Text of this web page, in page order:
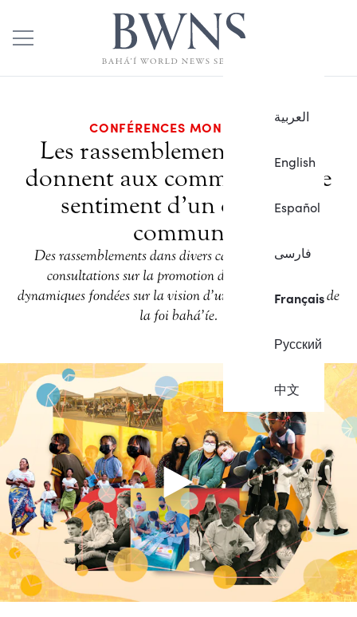
العربية
English
Español
فارسی
Français
Русский
中文
CONFÉRENCES MONDIALES
Les rassemblements locaux
donnent aux communautés le
sentiment d’un objectif
commun
Des rassemblements dans divers cadres inspirent des
consultations sur la promotion de communautés
dynamiques fondées sur la vision d’un monde pacifique de
la foi bahá’íe.